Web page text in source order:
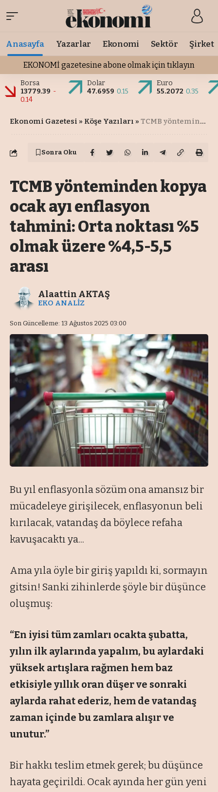
Anasayfa Yazarlar Ekonomi Sektör Şirket
EKONOMİ gazetesine abone olmak için tıklayın
Borsa
13779.39 -
0.14
Dolar
47.6959 0.15
Euro
55.2072 0.35
Ekonomi Gazetesi » Köşe Yazıları » TCMB yönteminden kopya ocak ayı enflasyon tahmini: Orta noktası %5 olmak üzere %4,5-5,5 arası
Sonra Oku
TCMB yönteminden kopya
ocak ayı enflasyon
tahmini: Orta noktası %5
olmak üzere %4,5-5,5
arası
Son Güncelleme: 13 Ağustos 2025 03:00
Alaattin AKTAŞ
EKO ANALİZ
Bu yıl enflasyonla sözüm ona amansız bir
mücadeleye girişilecek, enflasyonun beli
kırılacak, vatandaş da böylece refaha
kavuşacaktı ya...
Ama yıla öyle bir giriş yapıldı ki, sormayın
gitsin! Sanki zihinlerde şöyle bir düşünce
oluşmuş:
“En iyisi tüm zamları ocakta şubatta,
yılın ilk aylarında yapalım, bu aylardaki
yüksek artışlara rağmen hem baz
etkisiyle yıllık oran düşer ve sonraki
aylarda rahat ederiz, hem de vatandaş
zaman içinde bu zamlara alışır ve
unutur.”
Bir hakkı teslim etmek gerek; bu düşünce
hayata geçirildi. Ocak ayında her gün yeni